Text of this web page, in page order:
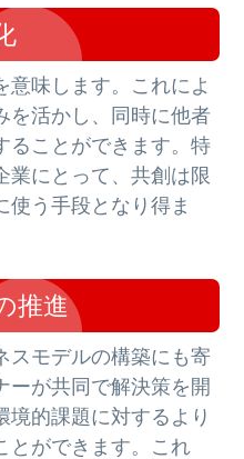
意味します。これによ
を活かし、同時に他者
ることができます。特
業にとって、共創は限
使う手段となり得ま
推進
スモデルの構築にも寄
ーが共同で解決策を開
境的課題に対するより
とができます。これ